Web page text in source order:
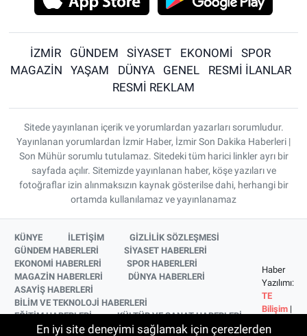
İZMİR GÜNDEM SİYASET EKONOMİ
SPOR
MAGAZİN
YAŞAM DÜNYA GENEL
RESMİ İLANLAR
RESMİ REKLAM
Sitede yayınlanan içerik ve yorumlardan yazarları sorumludur.
Yayınlanan yorumlardan İzmir Haber, İzmir Son Dakika Haberleri |
Son Mühür sorumlu tutulamaz. Sitedeki tüm harici linkler ayrı bir
sayfada açılır. Sitemizde yayınlanan haber, köşe yazıları ve
fotoğraflar izin alınmaksızın kaynak gösterilse dahi, herhangi bir
ortamda kullanılamaz ve yayınlanamaz
KÜNYE İLETİŞİM
GİZLİLİK SÖZLEŞMESİ
GÜNDEM HABERLERİ
SİYASET HABERLERİ
EKONOMİ HABERLERİ
SPOR HABERLERİ
MAGAZİN HABERLERİ
DÜNYA HABERLERİ
ASAYİŞ HABERLERİ
BİLİM VE TEKNOLOJİ HABERLERİ
EĞİTİM HABERLERİ
KÜLTÜR VE SANAT HABERLERİ
SAĞLIK HABERLERİ
YAŞAM HABERLERİ
Haber
Yazılımı:
TE
Bilişim |
En iyi site deneyimi sağlamak için çerezlerden